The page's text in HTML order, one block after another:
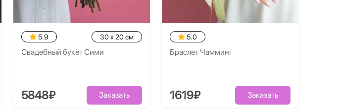
5.9 30 x 20 см
Свадебный букет Сими
5848₽ Заказать
5.0
Браслет Чамминг
1619₽ Заказать